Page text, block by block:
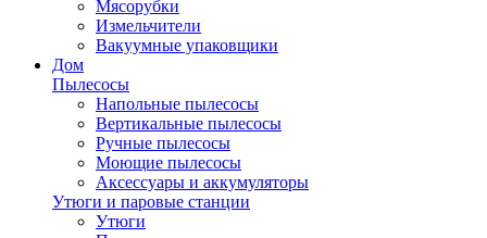
Мясорубки
Измельчители
Вакуумные упаковщики
Дом
Пылесосы
Напольные пылесосы
Вертикальные пылесосы
Ручные пылесосы
Моющие пылесосы
Аксессуары и аккумуляторы
Утюги и паровые станции
Утюги